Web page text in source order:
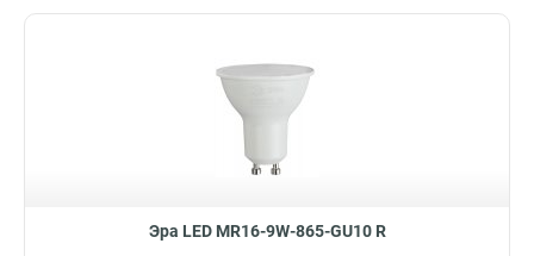
Эра LED MR16-9W-865-GU10 R